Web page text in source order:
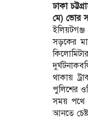
ঢাকা
মে) ভোর
সড়কের
থাকায়
পুলিশের
সময় পথে
আনতে